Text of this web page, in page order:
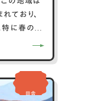
ており、
特に春の
食材を楽
イベントは
田舎